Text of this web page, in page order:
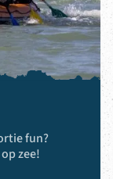
fun?
zee!